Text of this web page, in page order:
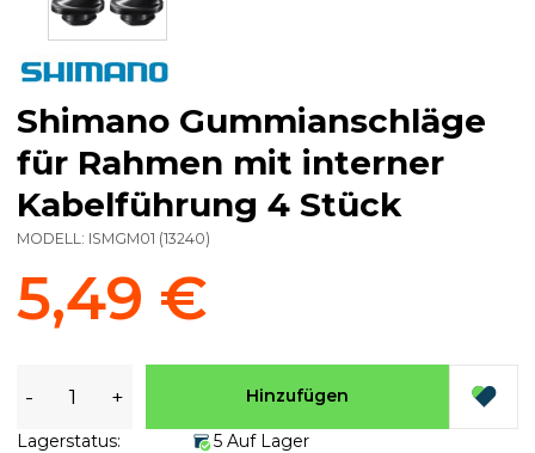
Shimano Gummianschläge
für Rahmen mit interner
Kabelführung 4 Stück
MODELL: ISMGM01 (13240)
5,49 €
- + Hinzufügen
Lagerstatus:
5 Auf Lager